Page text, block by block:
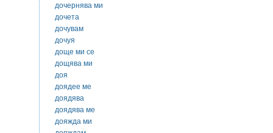
дочернява ми
дочета
дочувам
дочуя
доще ми се
дощява ми
доя
доядее ме
доядява
доядява ме
дояжда ми